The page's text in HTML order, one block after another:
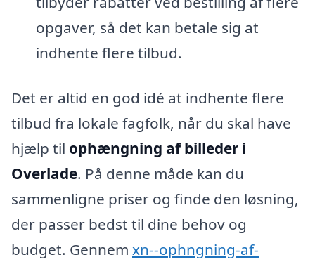
opgaver, så det kan betale sig at
indhente flere tilbud.
Det er altid en god idé at indhente flere
tilbud fra lokale fagfolk, når du skal have
hjælp til ophængning af billeder i
Overlade. På denne måde kan du
sammenligne priser og finde den løsning,
der passer bedst til dine behov og
budget. Gennem xn--ophngning-af-